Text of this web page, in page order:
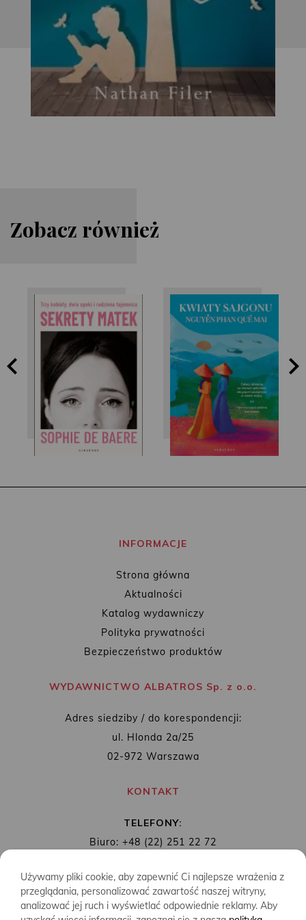
Zobacz również
Sophie de Baere
Nguyễn Phan Quế
Mai
INFORMACJE
Strona główna
Aktualności
Katalog wydawniczy
Polityka prywatności
Bezpieczeństwo produktów
WYDAWNICTWO ALBATROS Sp. z o.o.
Adres siedziby / do korespondencji:
ul. Hlonda 2a/25
02-972 Warszawa
KONTAKT
TELEFONY:
Biuro: +48 (22) 251 22 72
MAIL: biuro@wydawnictwoalbatros.com
Używamy pliki cookie, aby zapewnić Ci najlepsze wrażenia z
przeglądania, personalizować zawartość naszej witryny,
analizować jej ruch i wyświetlać odpowiednie reklamy. Aby